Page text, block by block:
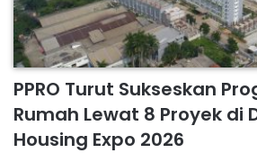
PPRO Turut Sukseskan
Rumah Lewat 8 Proyek di
Housing Expo 2026